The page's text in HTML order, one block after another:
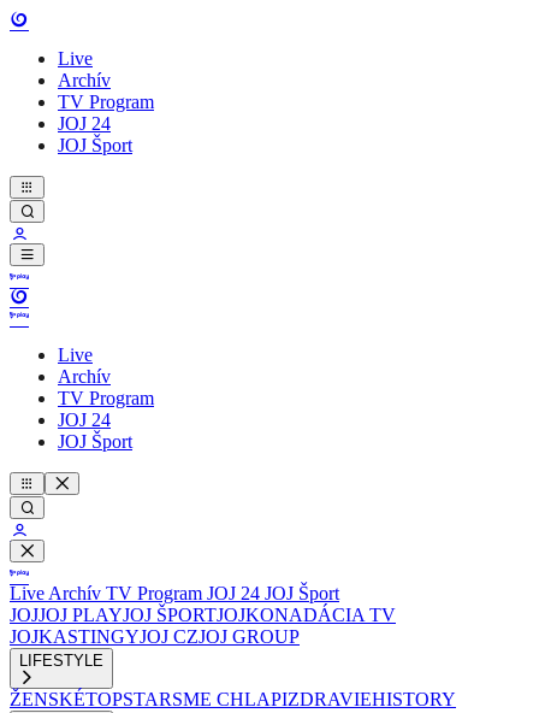
Live
Archív
TV Program
JOJ 24
JOJ Šport
Live
Archív
TV Program
JOJ 24
JOJ Šport
Live Archív TV Program JOJ 24 JOJ Šport
JOJJOJ PLAYJOJ ŠPORTJOJKONADÁCIA TV
JOJKASTINGYJOJ CZJOJ GROUP
LIFESTYLE
ŽENSKÉTOPSTARSME CHLAPIZDRAVIEHISTORY